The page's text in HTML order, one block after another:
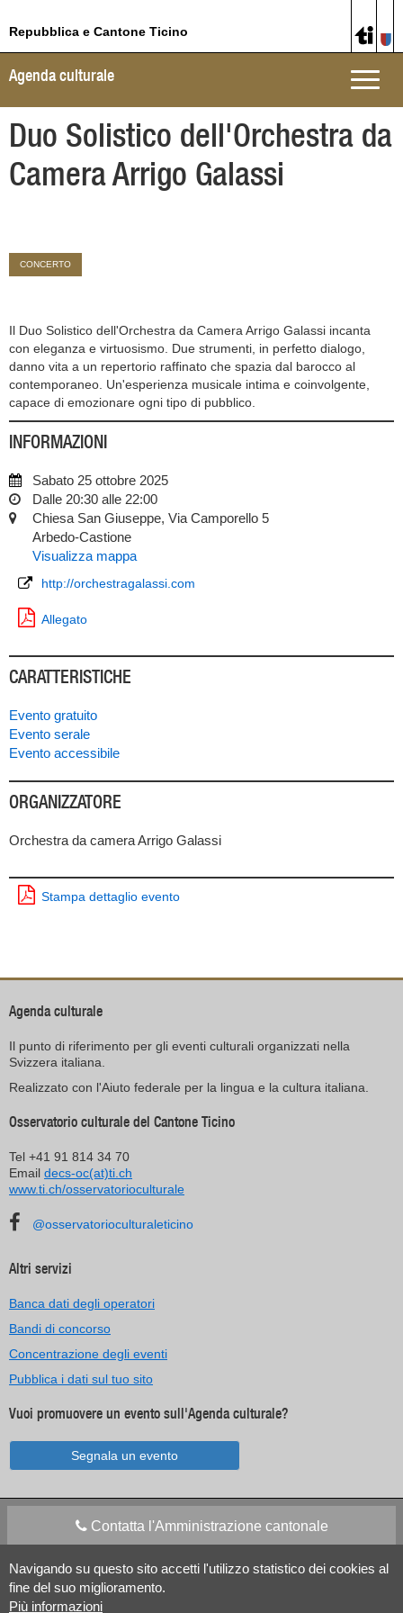
Navigando su questo sito accetti l'utilizzo statistico dei cookies al
fine del suo miglioramento.
Più informazioni
Repubblica e Cantone Ticino
Toggle
Agenda culturale
Duo Solistico dell'Orchestra da
Camera Arrigo Galassi
CONCERTO
Il Duo Solistico dell'Orchestra da Camera Arrigo Galassi incanta
con eleganza e virtuosismo. Due strumenti, in perfetto dialogo,
danno vita a un repertorio raffinato che spazia dal barocco al
contemporaneo. Un'esperienza musicale intima e coinvolgente,
capace di emozionare ogni tipo di pubblico.
INFORMAZIONI
Sabato 25 ottobre 2025
Dalle 20:30 alle 22:00
Chiesa San Giuseppe, Via Camporello 5
Arbedo-Castione
Visualizza mappa
http://orchestragalassi.com
Allegato
CARATTERISTICHE
Evento gratuito
Evento serale
Evento accessibile
ORGANIZZATORE
Orchestra da camera Arrigo Galassi
Stampa dettaglio evento
Agenda culturale
Il punto di riferimento per gli eventi culturali organizzati nella
Svizzera italiana.
Realizzato con l'Aiuto federale per la lingua e la cultura italiana.
Osservatorio culturale del Cantone Ticino
Tel +41 91 814 34 70
Email decs-oc(at)ti.ch
www.ti.ch/osservatorioculturale
@osservatorioculturaleticino
Altri servizi
Banca dati degli operatori
Bandi di concorso
Concentrazione degli eventi
Pubblica i dati sul tuo sito
Vuoi promuovere un evento sull'Agenda culturale?
Segnala un evento
Contatta l'Amministrazione cantonale
Apps Mobile Social media